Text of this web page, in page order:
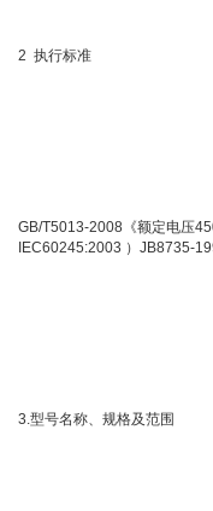
2 执行标准
GB/T5013-2008《额定电压
IEC60245:2003 ）JB8735-
3.型号名称、规格及范围